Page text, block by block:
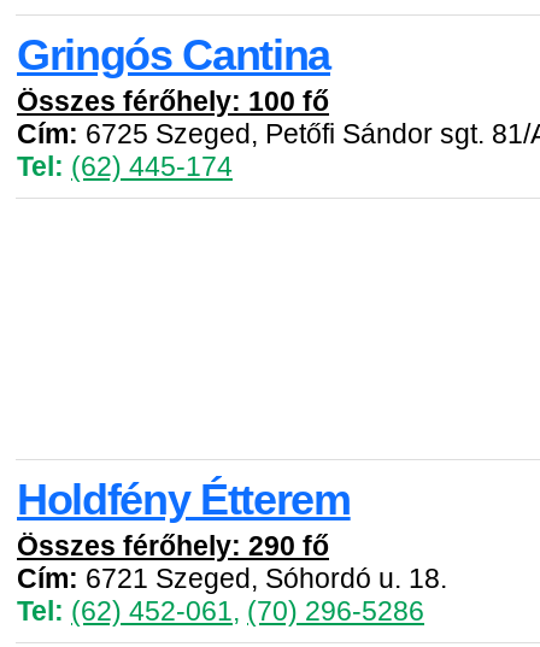
Gringós Cantina
Összes férőhely: 100 fő
Cím: 6725 Szeged, Petőfi Sándor sgt. 81/
Tel: (62) 445-174
Holdfény Étterem
Összes férőhely: 290 fő
Cím: 6721 Szeged, Sóhordó u. 18.
Tel: (62) 452-061, (70) 296-5286